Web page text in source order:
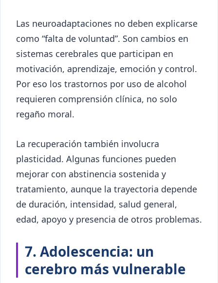
Las neuroadaptaciones no deben explicarse
como “falta de voluntad”. Son cambios en
sistemas cerebrales que participan en
motivación, aprendizaje, emoción y control.
Por eso los trastornos por uso de alcohol
requieren comprensión clínica, no solo
regaño moral.
La recuperación también involucra
plasticidad. Algunas funciones pueden
mejorar con abstinencia sostenida y
tratamiento, aunque la trayectoria depende
de duración, intensidad, salud general,
edad, apoyo y presencia de otros problemas.
7. Adolescencia: un
cerebro más vulnerable